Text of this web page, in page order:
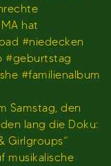
hat
#niedecken
#geburtstag
#familienalbum
Samstag, den
lang die Doku:
Girlgroups“
musikalische